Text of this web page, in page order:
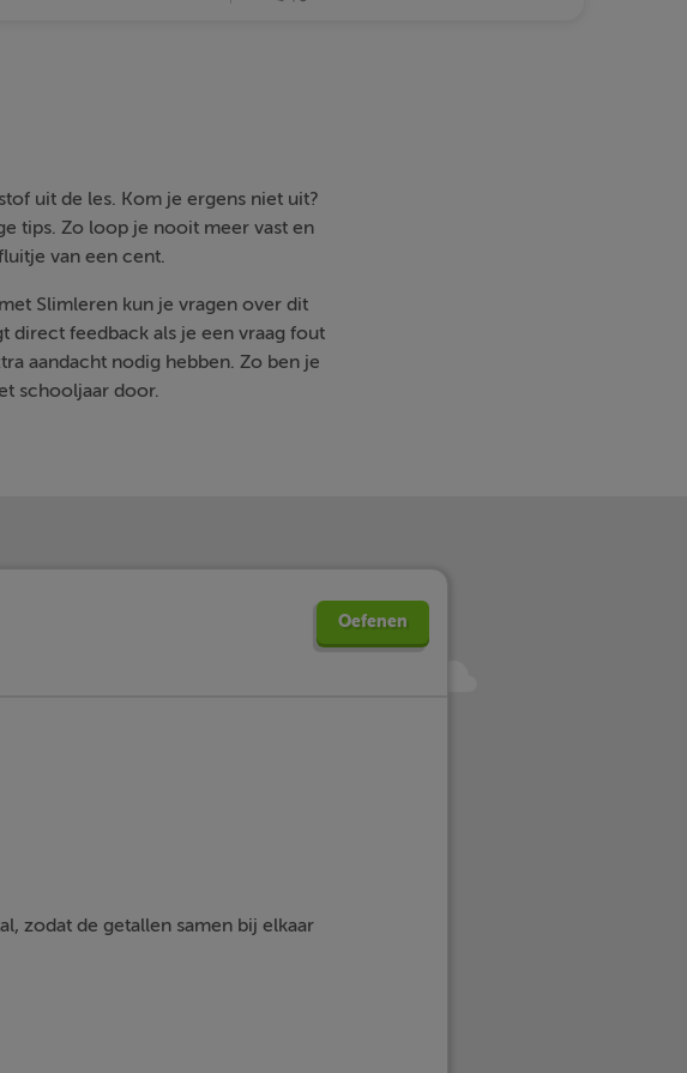
uit de les. Kom je ergens niet uit?
tips. Zo loop je nooit meer vast en
van een cent.
Slimleren kun je vragen over dit
direct feedback als je een vraag fout
aandacht nodig hebben. Zo ben je
schooljaar door.
Oefenen
zodat de getallen samen bij elkaar